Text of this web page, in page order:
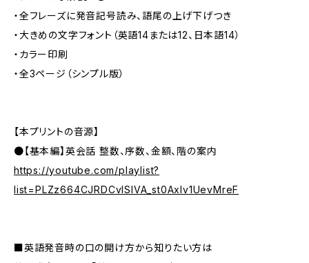
・全フレーズに発音記号読み、語尾の上げ下げつき
・大きめの文字フォント（英語14または12、日本語14）
・カラー印刷
・全3ページ（シンプル版）
【本プリントの音源】
●【基本編】英会話 整数、序数、金額、階の案内
https://youtube.com/playlist?
list=PLZz664CJRDCvlSlVA_st0Axlv1UevMreF
■英語発音時の口の開け方から知りたい方は